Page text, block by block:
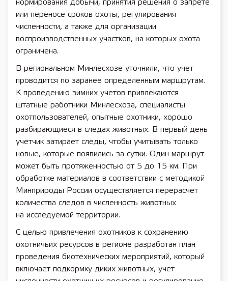
нормирования добычи, принятия решения о запрете
или переносе сроков охоты, регулирования
численности, а также для организации
воспроизводственных участков, на которых охота
ограничена.
В региональном Минлесхозе уточнили, что учет
проводится по заранее определенным маршрутам.
К проведению зимних учетов привлекаются
штатные работники Минлесхоза, специалисты
охотпользователей, опытные охотники, хорошо
разбирающиеся в следах животных. В первый день
учетчик затирает следы, чтобы учитывать только
новые, которые появились за сутки. Один маршрут
может быть протяженностью от 5 до 15 км. При
обработке материалов в соответствии с методикой
Минприроды России осуществляется перерасчет
количества следов в численность животных
на исследуемой территории.
С целью привлечения охотников к сохранению
охотничьих ресурсов в регионе разработан план
проведения биотехнических мероприятий, который
включает подкормку диких животных, учет